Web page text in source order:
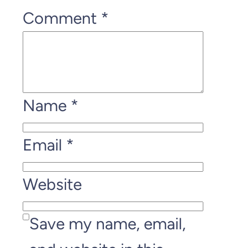
Comment *
Name *
Email *
Website
Save my name, email,